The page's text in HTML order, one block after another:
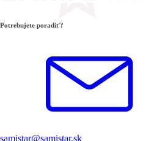
Potrebujete poradiť?
samistar@samistar.sk